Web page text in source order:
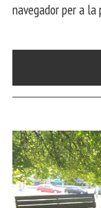
navegador per a la